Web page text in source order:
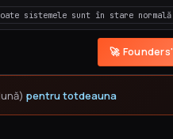
sistemele sunt în stare normală
🚀 Founders'
pentru totdeauna